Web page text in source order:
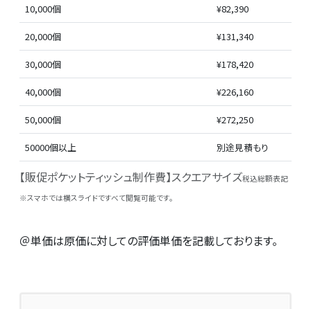
【販促ポケットティッシュ制作費】スクエアサイズ税込総額表記
※スマホでは横スライドですべて閲覧可能です。
10,000個 ¥82,390
20,000個 ¥131,340
30,000個 ¥178,420
40,000個 ¥226,160
50,000個 ¥272,250
50000個以上 別途見積もり
＠単価は原価に対しての評価単価を記載しております。